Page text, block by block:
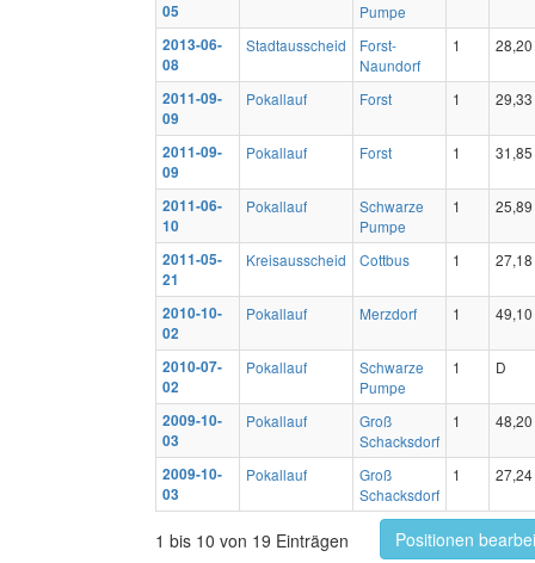
05
Pumpe
2013-06-
08
Stadtausscheid
Forst-
Naundorf
1 28,20
2011-09-
09
Pokallauf Forst 1 29,33
2011-09-
09
Pokallauf Forst 1 31,85
2011-06-
10
Pokallauf
Schwarze
Pumpe
1 25,89
2011-05-
21
Kreisausscheid Cottbus 1 27,18
2010-10-
02
Pokallauf Merzdorf 1 49,10
2010-07-
02
Pokallauf
Schwarze
Pumpe
1 D
2009-10-
03
Pokallauf
Groß
Schacksdorf
1 48,20
2009-10-
03
Pokallauf
Groß
Schacksdorf
1 27,24
1 bis 10 von 19 Einträgen Positionen